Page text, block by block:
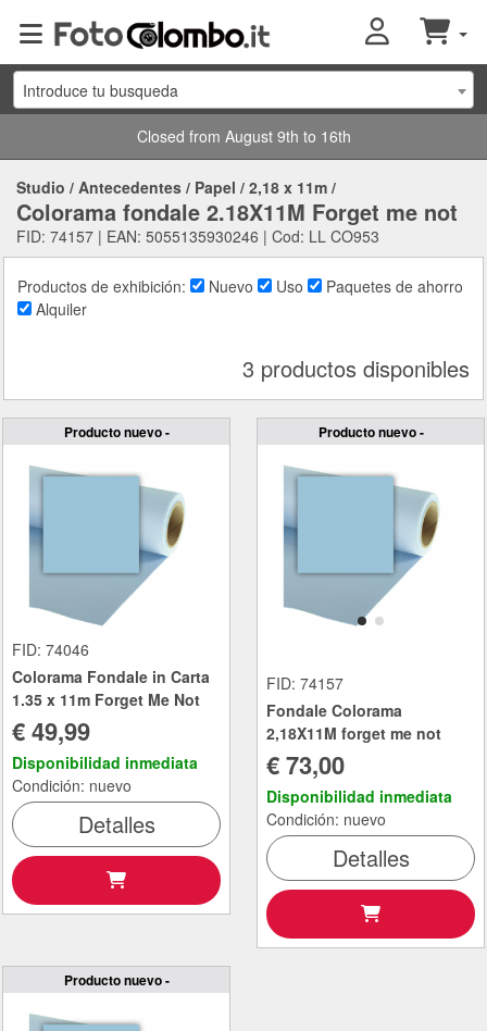
Introduce tu busqueda
Closed from August 9th to 16th
Studio / Antecedentes / Papel / 2,18 x 11m /
Colorama fondale 2.18X11M Forget me not
FID: 74157 | EAN: 5055135930246 | Cod: LL CO953
Productos de exhibición: Nuevo Uso
Paquetes de ahorro
Alquiler
3 productos disponibles
Producto nuevo -
FID: 74046
Colorama Fondale in Carta
1.35 x 11m Forget Me Not
€ 49,99
Disponibilidad inmediata
Condición: nuevo
Detalles
Producto nuevo -
FID: 74157
Fondale Colorama
2,18X11M forget me not
€ 73,00
Disponibilidad inmediata
Condición: nuevo
Detalles
Producto nuevo -